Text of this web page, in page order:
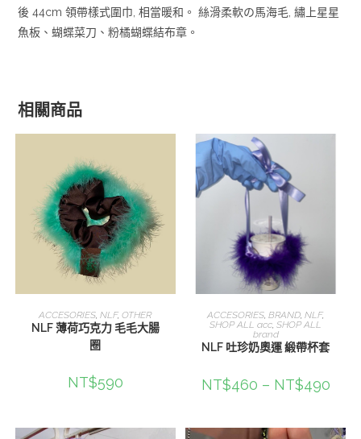
後 44cm 領帶樣式圍巾, 相當暖和。 絲滑柔軟の馬海毛, 繡上星星
魚板、蝴蝶菜刀、粉橘蝴蝶結布章。
相關商品
選擇規格
ACCESORIES ,NLF,OTHER
NLF 薄荷巧克力 毛毛大腸
圈
NT$590
選擇規格
ACCESORIES ,BRAND ,NLF,
SHOP ALL acc ,SHOP ALL
brand
NLF 吐珍奶奧運 緞帶杯套
NT$460 – NT$490